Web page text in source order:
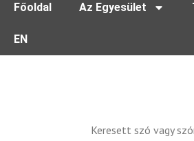
Főoldal Az Egyesület
EN
Keresett szó vagy